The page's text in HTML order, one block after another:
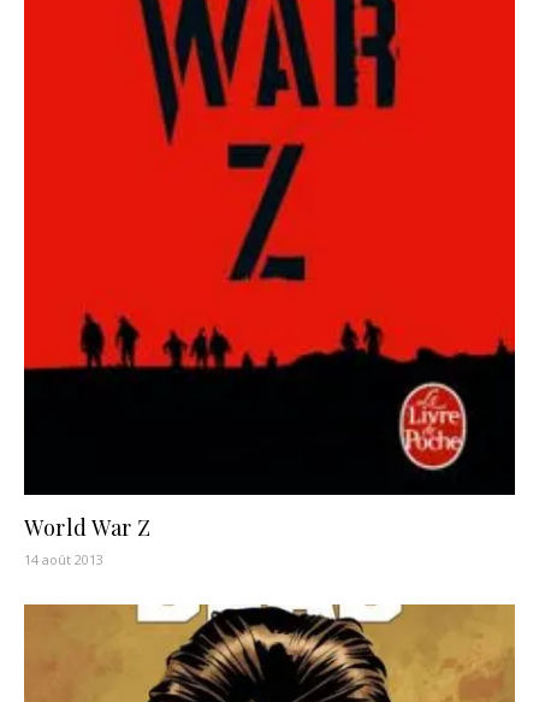
World War Z
14 août 2013